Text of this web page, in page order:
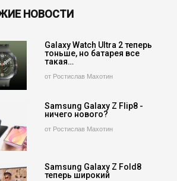
НОВОСТИ
Galaxy Watch Ultra 2 теперь
тоньше, но батарея все
такая…
от Ростислав Махотин
Samsung Galaxy Z Flip8 -
ничего нового?
от Ростислав Махотин
Samsung Galaxy Z Fold8
теперь широкий